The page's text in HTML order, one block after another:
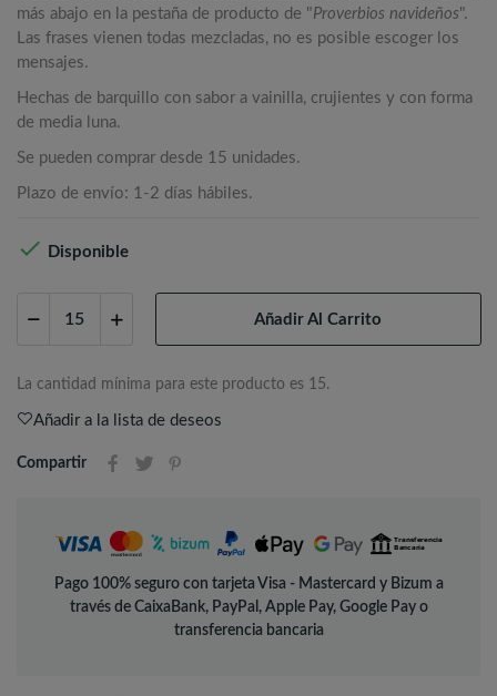
más abajo en la pestaña de producto de "Proverbios navideños".
Las frases vienen todas mezcladas, no es posible escoger los
mensajes.
Hechas de barquillo con sabor a vainilla, crujientes y con forma
de media luna.
Se pueden comprar desde 15 unidades.
Plazo de envío: 1-2 días hábiles.
 Disponible
Añadir Al Carrito
La cantidad mínima para este producto es 15.
Añadir a la lista de deseos
Compartir
Pago 100% seguro con tarjeta Visa - Mastercard y Bizum a
través de CaixaBank, PayPal, Apple Pay, Google Pay o
transferencia bancaria